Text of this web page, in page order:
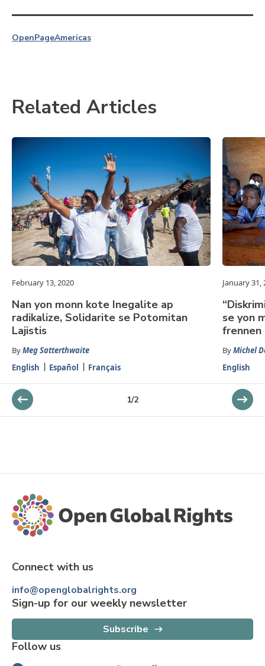
OpenPageAmericas
Related Articles
February 13, 2020
Nan yon monn kote Inegalite ap
radikalize, Solidarite se Potomitan
Lajistis
ByMeg Satterthwaite
English
Español Français
January 31,
se yon
frennen
ByMichel
English
1/2
Connect with us
info@openglobalrights.org
Sign-up for our weekly newsletter
Subscribe
Follow us